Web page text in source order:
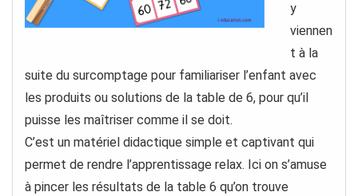
y
viennen
t à la
suite du surcomptage pour familiariser l’enfant avec
les produits ou solutions de la table de 6, pour qu’il
puisse les maîtriser comme il se doit.
C’est un matériel didactique simple et captivant qui
permet de rendre l’apprentissage relax. Ici on s’amuse
à pincer les résultats de la table 6 qu’on trouve